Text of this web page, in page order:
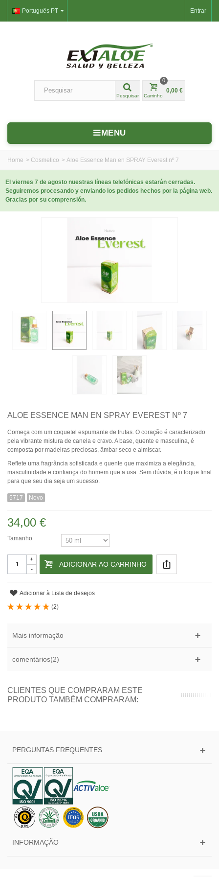
Entrar
Português PT
Pesquisar Carrinho
0
0,00 €
MENU
Home > Cosmetico > Aloe Essence Man en SPRAY Everest nº 7
El viernes 7 de agosto nuestras líneas telefónicas estarán cerradas.
Seguiremos procesando y enviando los pedidos hechos por la página web.
Gracias por su comprensión.
ALOE ESSENCE MAN EN SPRAY EVEREST Nº 7
Começa com um coquetel espumante de frutas. O coração é caracterizado
pela vibrante mistura de canela e cravo. A base, quente e masculina, é
composta por madeiras preciosas, âmbar seco e almíscar.
Reflete uma fragrância sofisticada e quente que maximiza a elegância,
masculinidade e confiança do homem que a usa. Sem dúvida, é o toque final
para que seu dia seja um sucesso.
5717 Novo
34,00 €
Tamanho
-
+
ADICIONAR AO CARRINHO
Adicionar à Lista de desejos
(2)
Mais informação
comentários(2)
CLIENTES QUE COMPRARAM ESTE
PRODUTO TAMBÉM COMPRARAM:
PERGUNTAS FREQUENTES
INFORMAÇÃO